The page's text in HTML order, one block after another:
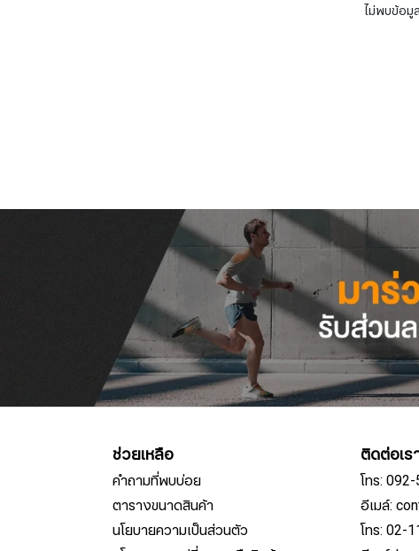
ไม่พบข้อมูล
ช่วยเหลือ
คำถามที่พบบ่อย
ตารางขนาดสินค้า
นโยบายความเป็นส่วนตัว
ติดต่อเร
โทร:
อีเมล์:
โทร: 02-